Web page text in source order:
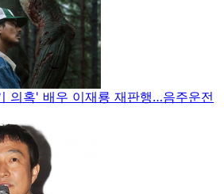
의혹' 배우 이재룡 재판행…음주운전